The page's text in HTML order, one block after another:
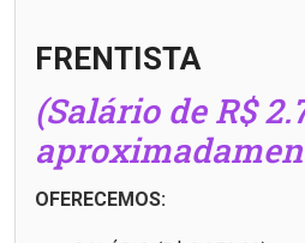
FRENTISTA
(Salário de R$
OFERECEMOS: